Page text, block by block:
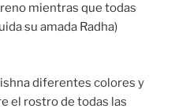
mientras que todas
su amada Radha)
diferentes colores y
el rostro de todas las